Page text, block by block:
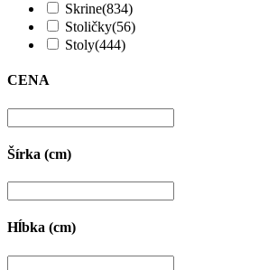
Skrine(834)
Stoličky(56)
Stoly(444)
CENA
Šírka (cm)
Hĺbka (cm)